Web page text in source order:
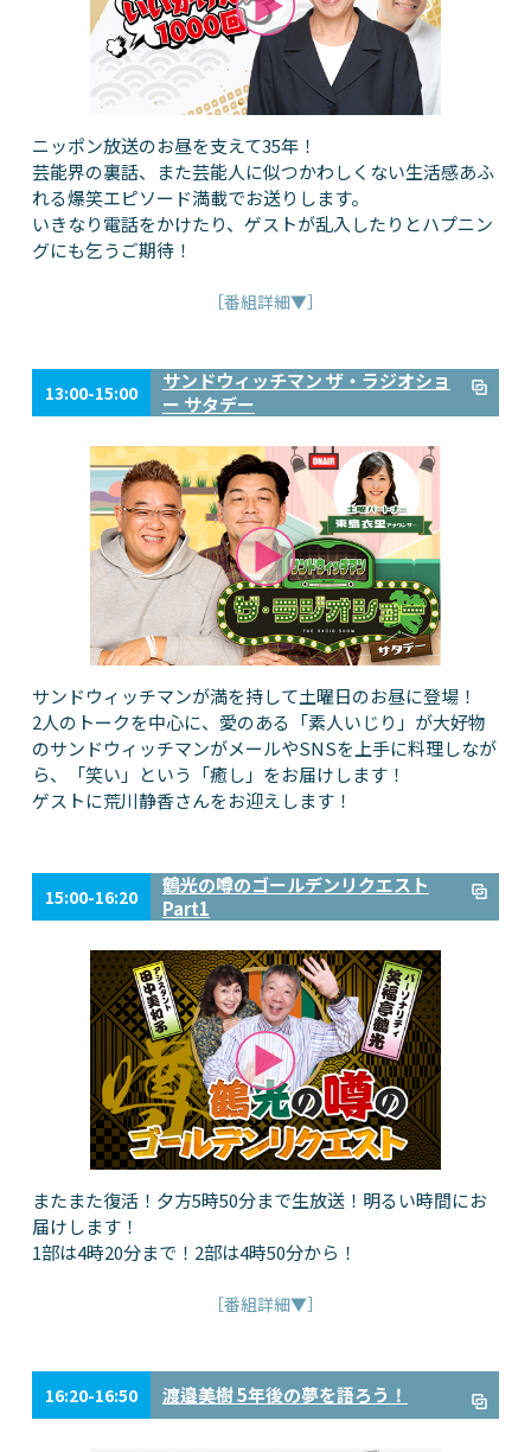
ニッポン放送のお昼を支えて35年！
芸能界の裏話、また芸能人に似つかわしくない生活感あふ
れる爆笑エピソード満載でお送りします。
いきなり電話をかけたり、ゲストが乱入したりとハプニン
グにも乞うご期待！
［番組詳細▼］
13:00-15:00
サンドウィッチマン ザ・ラジオショ
ー サタデー
サンドウィッチマンが満を持して土曜日のお昼に登場！
2人のトークを中心に、愛のある「素人いじり」が大好物
のサンドウィッチマンがメールやSNSを上手に料理しなが
ら、「笑い」という「癒し」をお届けします！
ゲストに荒川静香さんをお迎えします！
15:00-16:20
鶴光の噂のゴールデンリクエスト
Part1
またまた復活！夕方5時50分まで生放送！明るい時間にお
届けします！
1部は4時20分まで！2部は4時50分から！
［番組詳細▼］
16:20-16:50 渡邉美樹 5年後の夢を語ろう！